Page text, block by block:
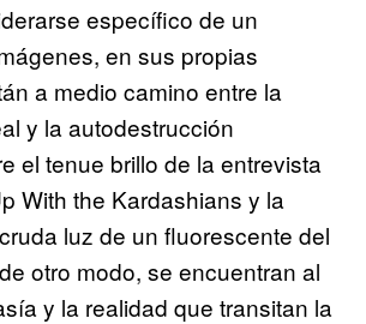
específico de un
en sus propias
a medio camino entre la
y la autodestrucción
el tenue brillo de la entrevista
With the Kardashians y la
luz de un fluorescente del
otro modo, se encuentran al
y la realidad que transitan la